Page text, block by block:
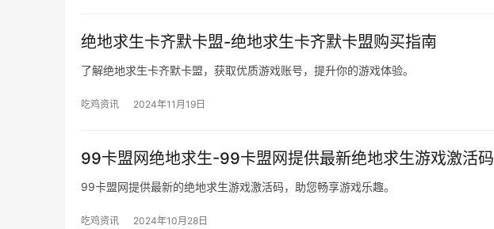
绝地求生卡齐默卡盟-绝地求生卡齐默卡盟购买指南
了解绝地求生卡齐默卡盟，获取优质游戏账号，提升你的游戏体验。
吃鸡资讯 2024年11月19日
99卡盟网绝地求生-99卡盟网提供最新绝地求生游戏激活码
99卡盟网提供最新的绝地求生游戏激活码，助您畅享游戏乐趣。
吃鸡资讯 2024年10月28日